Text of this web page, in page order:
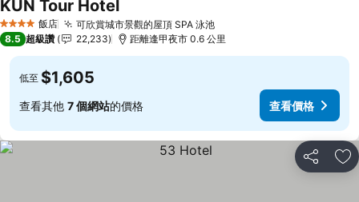
4 星級 飯店 可欣賞城市景觀的屋頂 SPA 泳池查看價格
KUN Tour Hotel查看價格
8.5 超級讚 22,233 距離逢甲夜市 0.6 公里
低至 $1,605
查看其他 7 個網站的價格 查看價格
分享 加